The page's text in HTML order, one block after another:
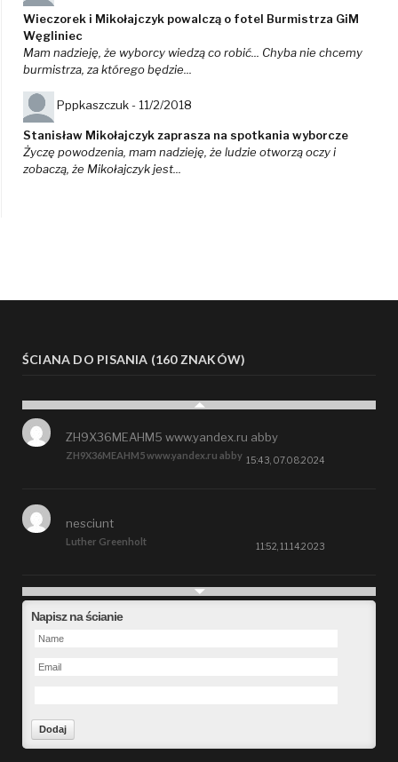
Wieczorek i Mikołajczyk powalczą o fotel Burmistrza GiM
Węgliniec
Mam nadzieję, że wyborcy wiedzą co robić... Chyba nie chcemy
burmistrza, za którego będzie...
Pppkaszczuk - 11/2/2018
Stanisław Mikołajczyk zaprasza na spotkania wyborcze
Życzę powodzenia, mam nadzieję, że ludzie otworzą oczy i
zobaczą, że Mikołajczyk jest...
ŚCIANA DO PISANIA (160 ZNAKÓW)
ZH9X36MEAHM5 www.yandex.ru abby
ZH9X36MEAHM5 www.yandex.ru abby
15:43, 07.08.2024
Luther Greenholt
nesciunt
11:52, 11.14.2023
Future
Napisz na ścianie